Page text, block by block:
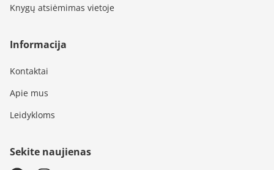
Knygų atsiėmimas vietoje
Informacija
Kontaktai
Apie mus
Leidykloms
Sekite naujienas